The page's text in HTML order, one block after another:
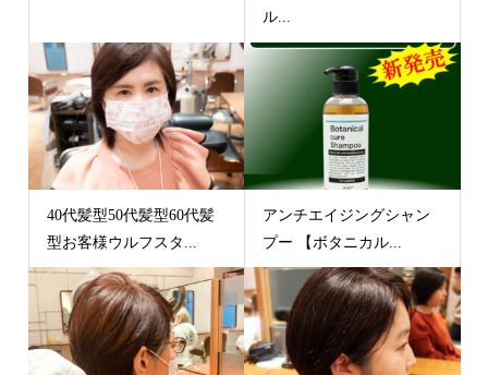
ル...
40代髪型50代髪型60代髪
型お客様ウルフスタ...
アンチエイジングシャン
プー 【ボタニカル...